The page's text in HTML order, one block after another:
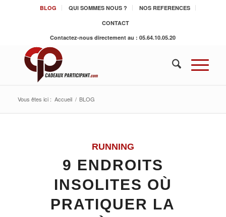
BLOG QUI SOMMES NOUS ?
NOS REFERENCES
CONTACT
Contactez-nous directement au : 05.64.10.05.20
Vous êtes ici : Accueil / BLOG
RUNNING
9 ENDROITS
INSOLITES OÙ
PRATIQUER LA